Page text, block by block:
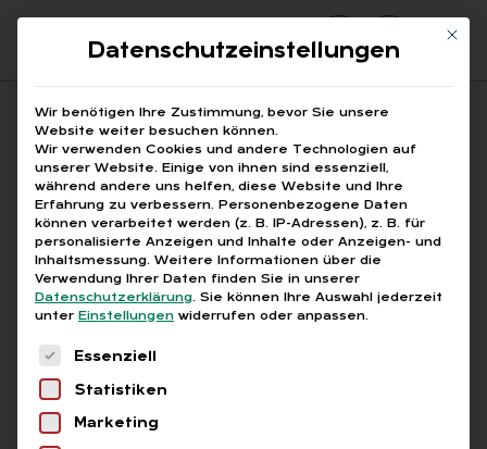
Suchfeld
Suchen
Breadcrumb-Navigation
STARTSEITE KI-GESETZ EUROPÄISCHE UNION
Alle Bei­trä­ge mit dem
Schlag­wort „KI-Ge­setz
Eu­ro­päi­sche Uni­on“
Mit
Datenschutzeinstellungen
Wir benötigen Ihre Zustimmung, bevor Sie unsere
Website weiter besuchen können.
Wir verwenden Cookies und andere Technologien auf
unserer Website. Einige von ihnen sind essenziell,
während andere uns helfen, diese Website und Ihre
Erfahrung zu verbessern. Personenbezogene Daten
können verarbeitet werden (z. B. IP-Adressen), z. B. für
personalisierte Anzeigen und Inhalte oder Anzeigen- und
Inhaltsmessung. Weitere Informationen über die
Verwendung Ihrer Daten finden Sie in unserer
Datenschutzerklärung. Sie können Ihre Auswahl jederzeit
unter Einstellungen widerrufen oder anpassen.
Es folgt eine Liste der Service-Gruppen, für
Essenziell
Statistiken
Marketing